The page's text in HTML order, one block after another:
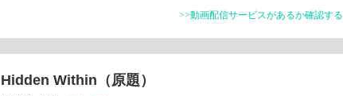
>>動画配信サービスがあるか確認する
Hidden Within（原題）